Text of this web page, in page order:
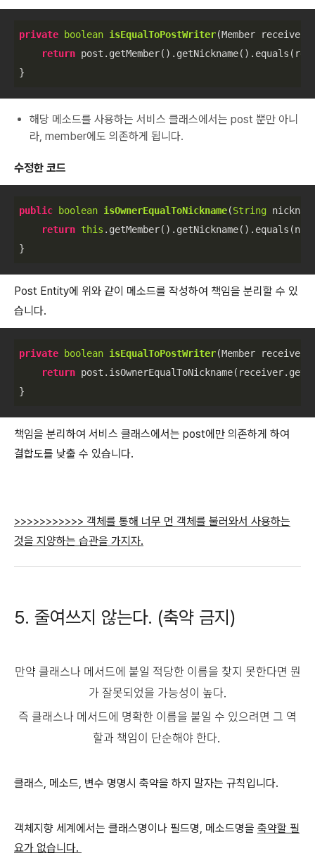
private boolean isEqualToPostWriter(Member
return
}
해당 메소드를 사용하는 서비스 클래스에서는 post 뿐만 아니
라, member에도 의존하게 됩니다.
수정한 코드
public boolean isOwnerEqualToNickname(String
return this
}
Post Entity에 위와 같이 메소드를 작성하여 책임을 분리할 수 있
습니다.
private boolean isEqualToPostWriter(Member
return
}
책임을 분리하여 서비스 클래스에서는 post에만 의존하게 하여
결합도를 낮출 수 있습니다.
>>>>>>>>>>> 객체를 통해 너무 먼 객체를 불러와서 사용하는
것을 지양하는 습관을 가지자.
5. 줄여쓰지 않는다. (축약 금지)
만약 클래스나 메서드에 붙일 적당한 이름을 찾지 못한다면 뭔
가 잘못되었을 가능성이 높다.
즉 클래스나 메서드에 명확한 이름을 붙일 수 있으려면 그 역
할과 책임이 단순해야 한다.
클래스, 메소드, 변수 명명시 축약을 하지 말자는 규칙입니다.
객체지향 세계에서는 클래스명이나 필드명, 메소드명을 축약할 필
요가 없습니다.